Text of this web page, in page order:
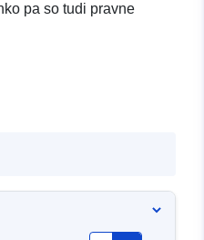
pa so tudi pravne